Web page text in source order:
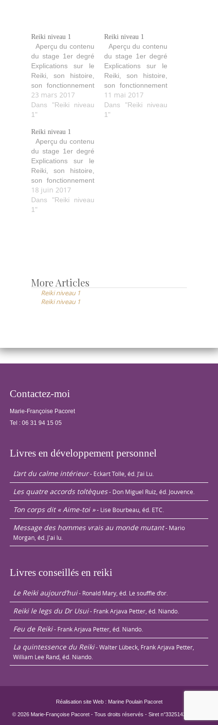
Reiki niveau 1
Aperçu du contenu
du stage 1er degré
Explications sur le
Reiki, son histoire,
son fonctionnement
(comment il agit,
purifie, aide…). Les
quatre initiations
explications ainsi
que les idéaux
Reiki. Les diverses
techniques de soin
avec les positions
des mains pour soi
et les autres.
Echanges de
traitements…
23 mars 2017
Dans "Reiki niveau
1"
Reiki niveau 1
Aperçu du contenu
du stage 1er degré
Explications sur le
Reiki, son histoire,
son fonctionnement
(comment il agit,
purifie, aide…). Les
quatre initiations
11 mai 2017
Dans "Reiki niveau
1"
Reiki niveau 1
Aperçu du contenu
du stage 1er degré
Explications sur le
Reiki, son histoire,
son fonctionnement
(comment il agit,
purifie, aide…). Les
quatre initiations
des mains pour soi
et les autres.
Echanges de
18 juin 2017
Dans "Reiki niveau
1"
Post
navigation
More Articles
Reiki niveau 1
Reiki niveau 1
Contactez-moi
Marie-Françoise Pacoret
Tel : 06 31 94 15 05
Livres en développement personnel
L’art du calme intérieur- Eckart Tolle, éd. J’ai Lu.
Les quatre accords toltèques- Don Miguel Ruiz, éd. Jouvence.
Ton corps dit « Aime-toi »- Lise Bourbeau, éd. ETC.
Message des hommes vrais au monde mutant- Mario
Morgan, éd. J'ai lu.
Livres conseillés en reiki
Le Reiki aujourd’hui- Ronald Mary, éd. Le souffle d’or.
Reiki le legs du Dr Usui- Frank Arjava Petter, éd. Niando.
Feu de Reiki- Frank Arjava Petter, éd. Niando.
La quintessence du Reiki- Walter Lübeck, Frank Arjava Petter,
William Lee Rand, éd. Niando.
Réalisation site Web : Marine Poulain Pacoret
© 2026 Marie-Françoise Pacoret - Tous droits réservés - Siret n°33251429800022